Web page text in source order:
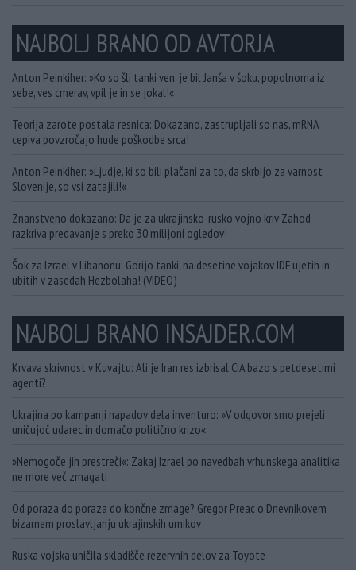
NAJBOLJ BRANO OD AVTORJA
Anton Peinkiher: »Ko so šli tanki ven, je bil Janša v šoku, popolnoma iz
sebe, ves cmerav, vpil je in se jokal!«
Teorija zarote postala resnica: Dokazano, zastrupljali so nas, mRNA
cepiva povzročajo hude poškodbe srca!
Anton Peinkiher: »Ljudje, ki so bili plačani za to, da skrbijo za varnost
Slovenije, so vsi zatajili!«
Znanstveno dokazano: Da je za ukrajinsko-rusko vojno kriv Zahod
razkriva predavanje s preko 30 milijoni ogledov!
Šok za Izrael v Libanonu: Gorijo tanki, na desetine vojakov IDF ujetih in
ubitih v zasedah Hezbolaha! (VIDEO)
NAJBOLJ BRANO INSAJDER.COM
Krvava skrivnost v Kuvajtu: Ali je Iran res izbrisal CIA bazo s petdesetimi
agenti?
Ukrajina po kampanji napadov dela inventuro: »V odgovor smo prejeli
uničujoč udarec in domačo politično krizo«
»Nemogoče jih prestreči«: Zakaj Izrael po navedbah vrhunskega analitika
ne more več zmagati
Od poraza do poraza do končne zmage? Gregor Preac o Dnevnikovem
bizarnem proslavljanju ukrajinskih umikov
Ruska vojska uničila skladišče rezervnih delov za Toyote